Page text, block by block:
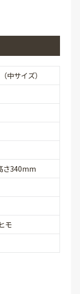
中サイズ）
340mm
モ